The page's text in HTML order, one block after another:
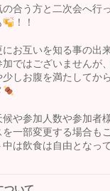
の合う方と二次会へ行
！！
にお互いを知る事の出
加ではございませんが
少しお腹を満たしてか
や参加人数や参加者
を一部変更する場合も
は飲食は自由となっ